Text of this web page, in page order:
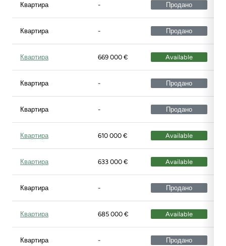
Квартира - Продано
Квартира - Продано
Квартира 669 000 € Available
Квартира - Продано
Квартира - Продано
Квартира 610 000 € Available
Квартира 633 000 € Available
Квартира - Продано
Квартира 685 000 € Available
Квартира - Продано